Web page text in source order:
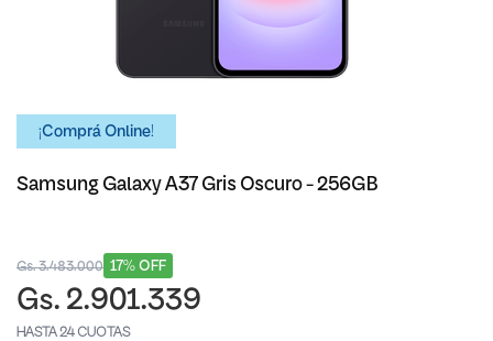
¡Comprá Online!
Samsung Galaxy A37 Gris Oscuro - 256GB
17% OFF
Gs. 3.483.000
Gs. 2.901.339
HASTA 24 CUOTAS